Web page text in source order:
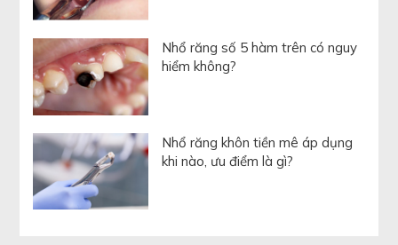
Nhổ răng số 5 hàm trên có nguy
hiểm không?
Nhổ răng khôn tiền mê áp dụng
khi nào, ưu điểm là gì?